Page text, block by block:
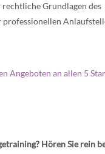
Grundlagen des
professionellen
Angeboten an allen 5
Hören Sie rein